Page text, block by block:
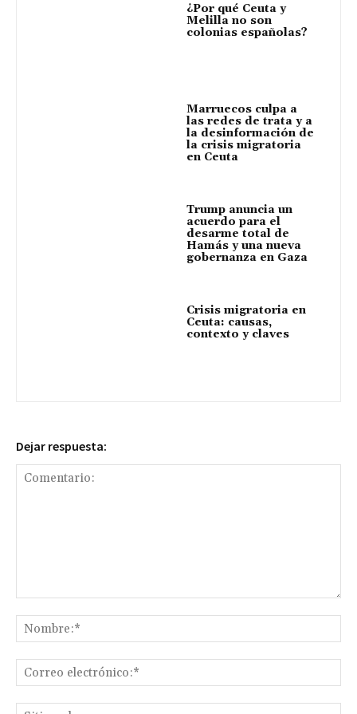
¿Por qué Ceuta y
Melilla no son
colonias españolas?
Marruecos culpa a
las redes de trata y a
la desinformación de
la crisis migratoria
en Ceuta
Trump anuncia un
acuerdo para el
desarme total de
Hamás y una nueva
gobernanza en Gaza
Crisis migratoria en
Ceuta: causas,
contexto y claves
Dejar respuesta: